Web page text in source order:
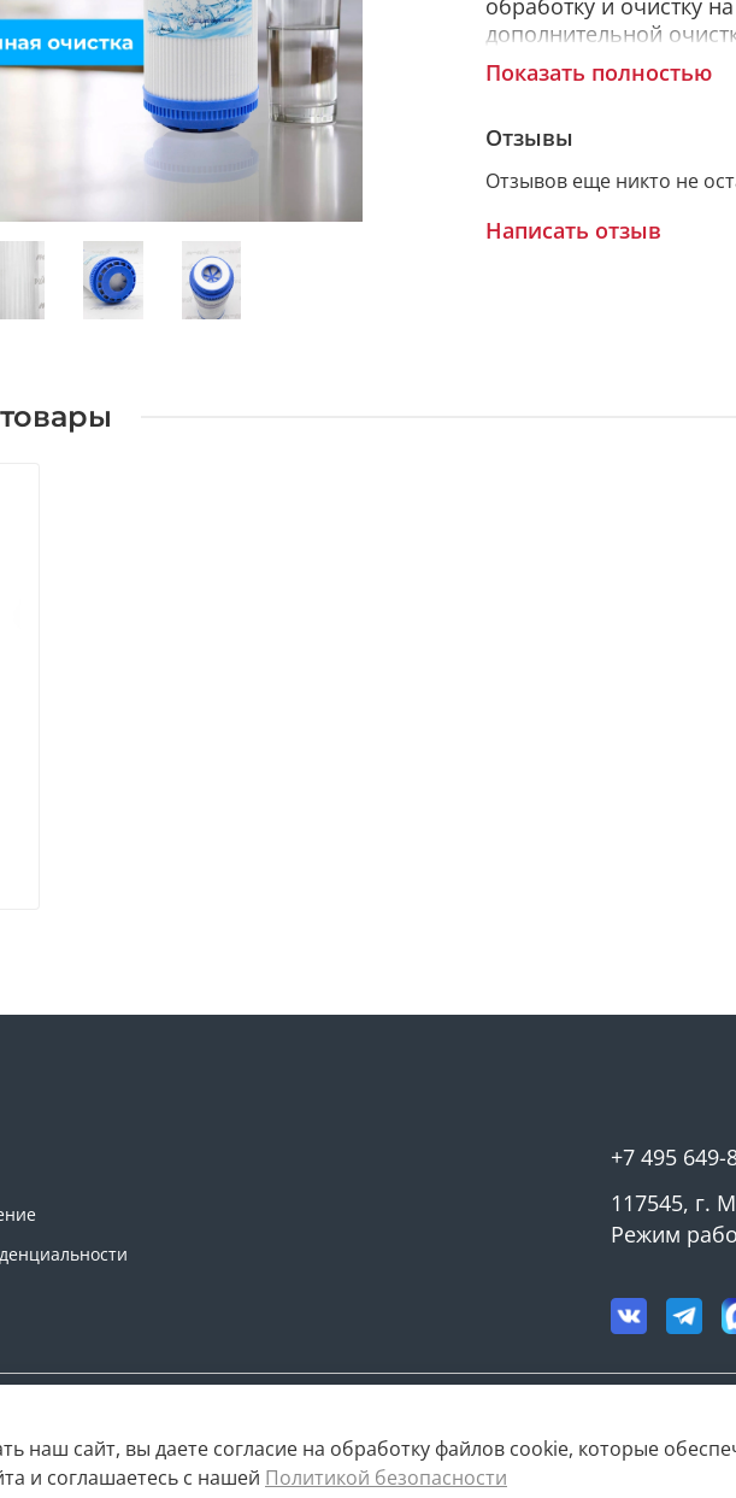
обработку и очистку
дополнительной
частички песка,
живых
С этой задачей, как
квартиру.
Показать полностью
Отзывы
Отзывов еще никто не
Написать отзыв
+7 495 649-
117545, г.
Режим
наш сайт, вы даете согласие на обработку файлов cookie, которые
и соглашаетесь с нашей Политикой безопасности